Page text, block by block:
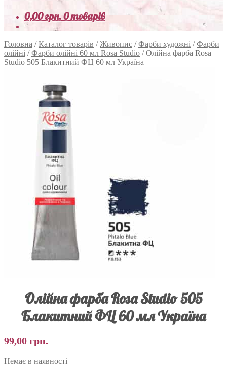
0,00грн.0 товарів
Головна /Каталог товарів /Живопис /Фарби художні /Фарби
олійні /Фарби олійні 60 мл Rosa Studio /Олійна фарба Rosa
Studio 505 Блакитний ФЦ 60 мл Україна
Олійна фарба Rosa Studio 505
Блакитний ФЦ 60 мл Україна
99,00 грн.
Немає в наявності